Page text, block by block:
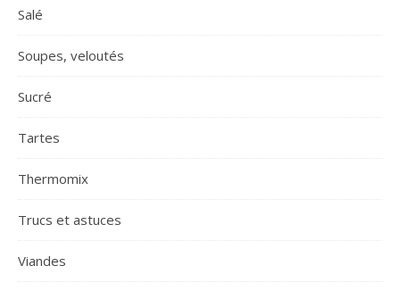
Salé
Soupes, veloutés
Sucré
Tartes
Thermomix
Trucs et astuces
Viandes